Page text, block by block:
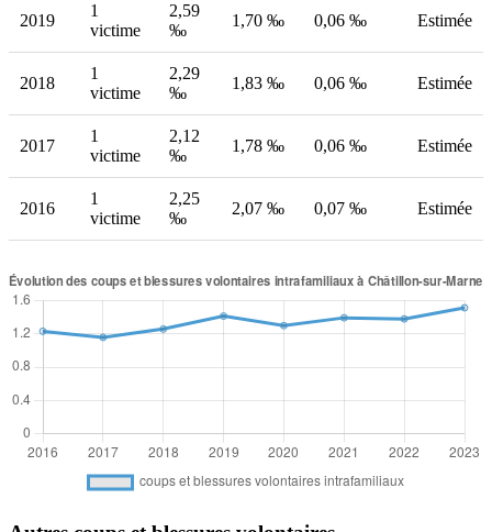
2019
1
victime
2,59
‰
1,70 ‰ 0,06 ‰ Estimée
2018
1
victime
2,29
‰
1,83 ‰ 0,06 ‰ Estimée
2017
1
victime
2,12
‰
1,78 ‰ 0,06 ‰ Estimée
2016
1
victime
2,25
‰
2,07 ‰ 0,07 ‰ Estimée